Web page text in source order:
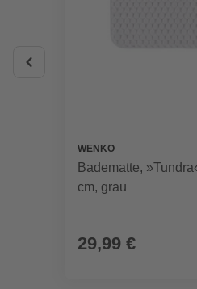
WENKO
Badematte,
cm, grau
29,99 €